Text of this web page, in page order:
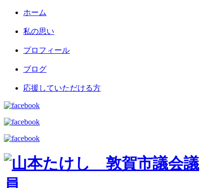
ホーム
私の思い
プロフィール
ブログ
応援していただける方